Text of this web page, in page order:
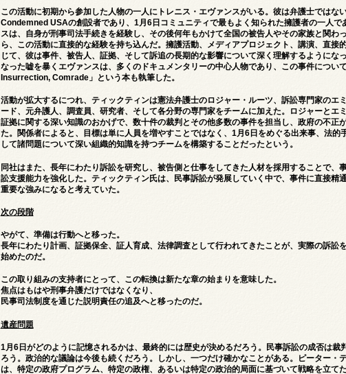
この活動に初期から参加した人物の一人にトレニス・エヴァンスがいる。彼は弁護士ではない
Condemned USAの創設者であり、1月6日コミュニティで最もよく知られた擁護者の一人で
スは、自身が刑事司法手続きを経験し、その後何年もかけて全国の被告人やその家族と関わ
ら、この活動に直接的な経験を持ち込んだ。擁護活動、メディアプロジェクト、講演、直接
じて、彼は事件、被告人、証拠、そして訴追の長期的な影響について深く理解するようにな
なった嘘を暴くエヴァンスは、多くのドキュメンタリーの中心人物であり、この事件について
Insurrection, Comrade」
という本も執筆した。
活動が拡大するにつれ、ティックティンは憲法弁護士のロジャー・ルーツ、訴訟専門家のエ
ード、元弁護人、調査員、研究者、そして各分野の専門家をチームに加えた。ロジャーとエ
証拠に関する深い知識のおかげで、数十件の裁判とその他多数の事件を担当し、政府の不正
た。関係者によると、目標は単に人員を増やすことではなく、1月6日をめぐる出来事、法的
して諸問題について深い組織的知識を持つチームを構築することだったという。
同社はまた、長年にわたり訴訟を研究し、被告側と仕事をしてきた人材を採用することで、
訟支援能力を強化した。ティックティン氏は、民事訴訟が発展していく中で、事件に直接精
重要な強みになると考えていた。
次の段階
やがて、準備は行動へと移った。
長年にわたり計画、証拠保全、証人育成、法律調査として行われてきたことが、実際の訴訟
始めたのだ。
この取り組みの支持者にとって、この転換は新たな章の始まりを意味した。
焦点はもはや刑事弁護だけではなくなり、
民事司法制度を通じた説明責任の追及へと移ったのだ。
遺産問題
1月6日がどのように記憶されるかは、最終的には歴史が決めるだろう。民事訴訟の成否は裁
ろう。政治的な議論は今後も続くだろう。しかし、一つだけ確かなことがある。ピーター・
は、特定の政府プログラム、特定の政権、あるいは特定の政治的局面に基づいて戦略を立てた